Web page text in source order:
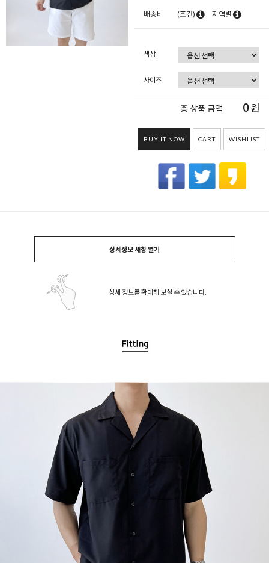
배송비 (조건) 지역별
색상
사이즈
총 상품 금액 0원
BUY IT NOW CART WISHLIST
상세정보 새창 열기
상세 정보를 확대해 보실 수 있습니다.